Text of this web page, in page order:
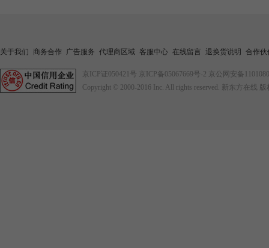
关于我们 商务合作 广告服务 代理商区域 客服中心 在线留言 退换货说明 合作伙
京ICP证050421号 京ICP备05067669号-2 京公网安备
Copyright © 2000-2016
Inc. All rights reserved. 新东方在线